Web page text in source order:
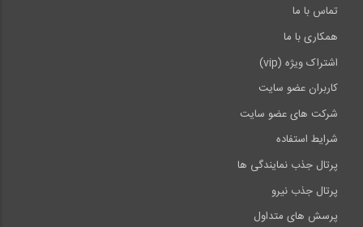
تماس با ما
همکاری با ما
اشتراک ویژه (vip)
کاربران عضو سایت
شرکت های عضو سایت
شرایط استفاده
پرتال جذب نمایندگی ها
پرتال جذب نیرو
پرسش های متداول